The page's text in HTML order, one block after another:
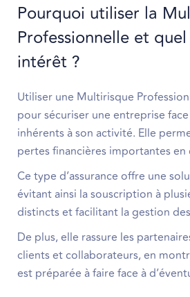
Pourquoi utiliser la
Professionnelle et
intérêt ?
Utiliser une Multirisque
pour sécuriser une entreprise
inhérents à son activité. Elle
pertes financières importantes en
Ce type d’assurance offre une
évitant ainsi la souscription à
distincts et facilitant la gestion
De plus, elle rassure les
clients et collaborateurs, en
est préparée à faire face à